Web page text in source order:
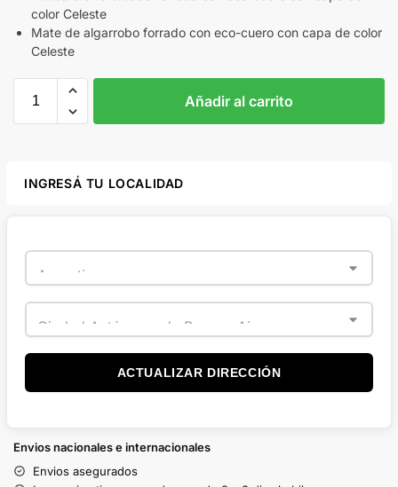
color Celeste
Mate de algarrobo forrado con eco-cuero con capa de color
Celeste
Añadir al carrito
INGRESÁ TU LOCALIDAD
ACTUALIZAR DIRECCIÓN
Envios nacionales e internacionales
Envios asegurados